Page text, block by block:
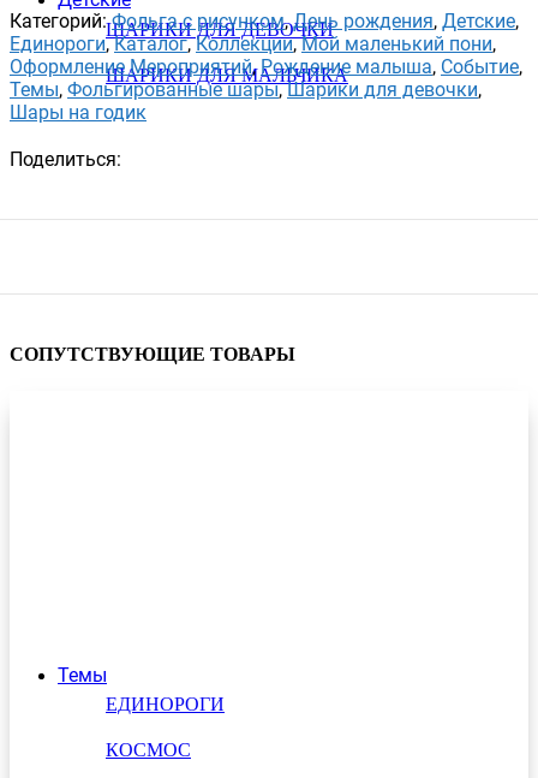
ШАРИКИ ДЛЯ ДЕВОЧКИ
ШАРИКИ ДЛЯ МАЛЬЧИКА
Темы
ЕДИНОРОГИ
КОСМОС
Категорий: Фольга с рисунком, День рождения, Детские,
Единороги, Каталог, Коллекции, Мой маленький пони,
Оформление Мероприятий, Рождение малыша, Событие,
Темы, Фольгированные шары, Шарики для девочки,
Шары на годик
Поделиться:
СОПУТСТВУЮЩИЕ ТОВАРЫ